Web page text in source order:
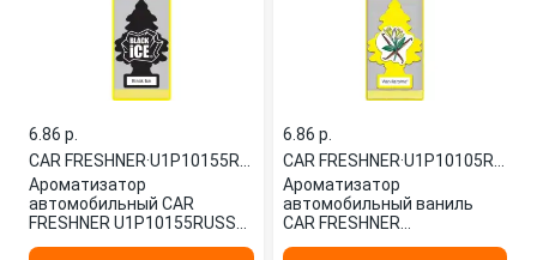
6.86 p.
CAR FRESHNER·
Ароматизатор
автомобильный CAR
FRESHNER U1P10155RUSS
6.86 p.
CAR FRESHNER·
Ароматизатор
автомобильный ваниль
CAR FRESHNER